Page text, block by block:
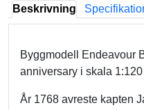
Beskrivning
Byggmodell Endeavour
anniversary i skala
År 1768 avreste kapten